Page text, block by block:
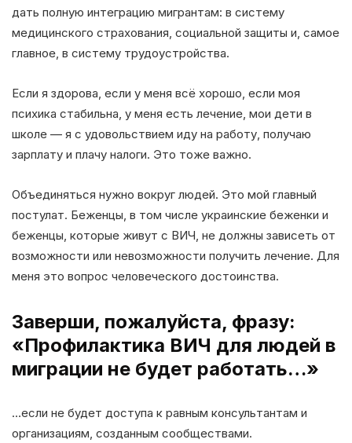
дать полную интеграцию мигрантам: в систему
медицинского страхования, социальной защиты и, самое
главное, в систему трудоустройства.
Если я здорова, если у меня всё хорошо, если моя
психика стабильна, у меня есть лечение, мои дети в
школе — я с удовольствием иду на работу, получаю
зарплату и плачу налоги. Это тоже важно.
Объединяться нужно вокруг людей. Это мой главный
постулат. Беженцы, в том числе украинские беженки и
беженцы, которые живут с ВИЧ, не должны зависеть от
возможности или невозможности получить лечение. Для
меня это вопрос человеческого достоинства.
Заверши, пожалуйста, фразу:
«Профилактика ВИЧ для людей в
миграции не будет работать…»
…если не будет доступа к равным консультантам и
организациям, созданным сообществами.